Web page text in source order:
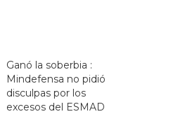
Ganó la soberbia :
Mindefensa no pidió
disculpas por los
excesos del ESMAD